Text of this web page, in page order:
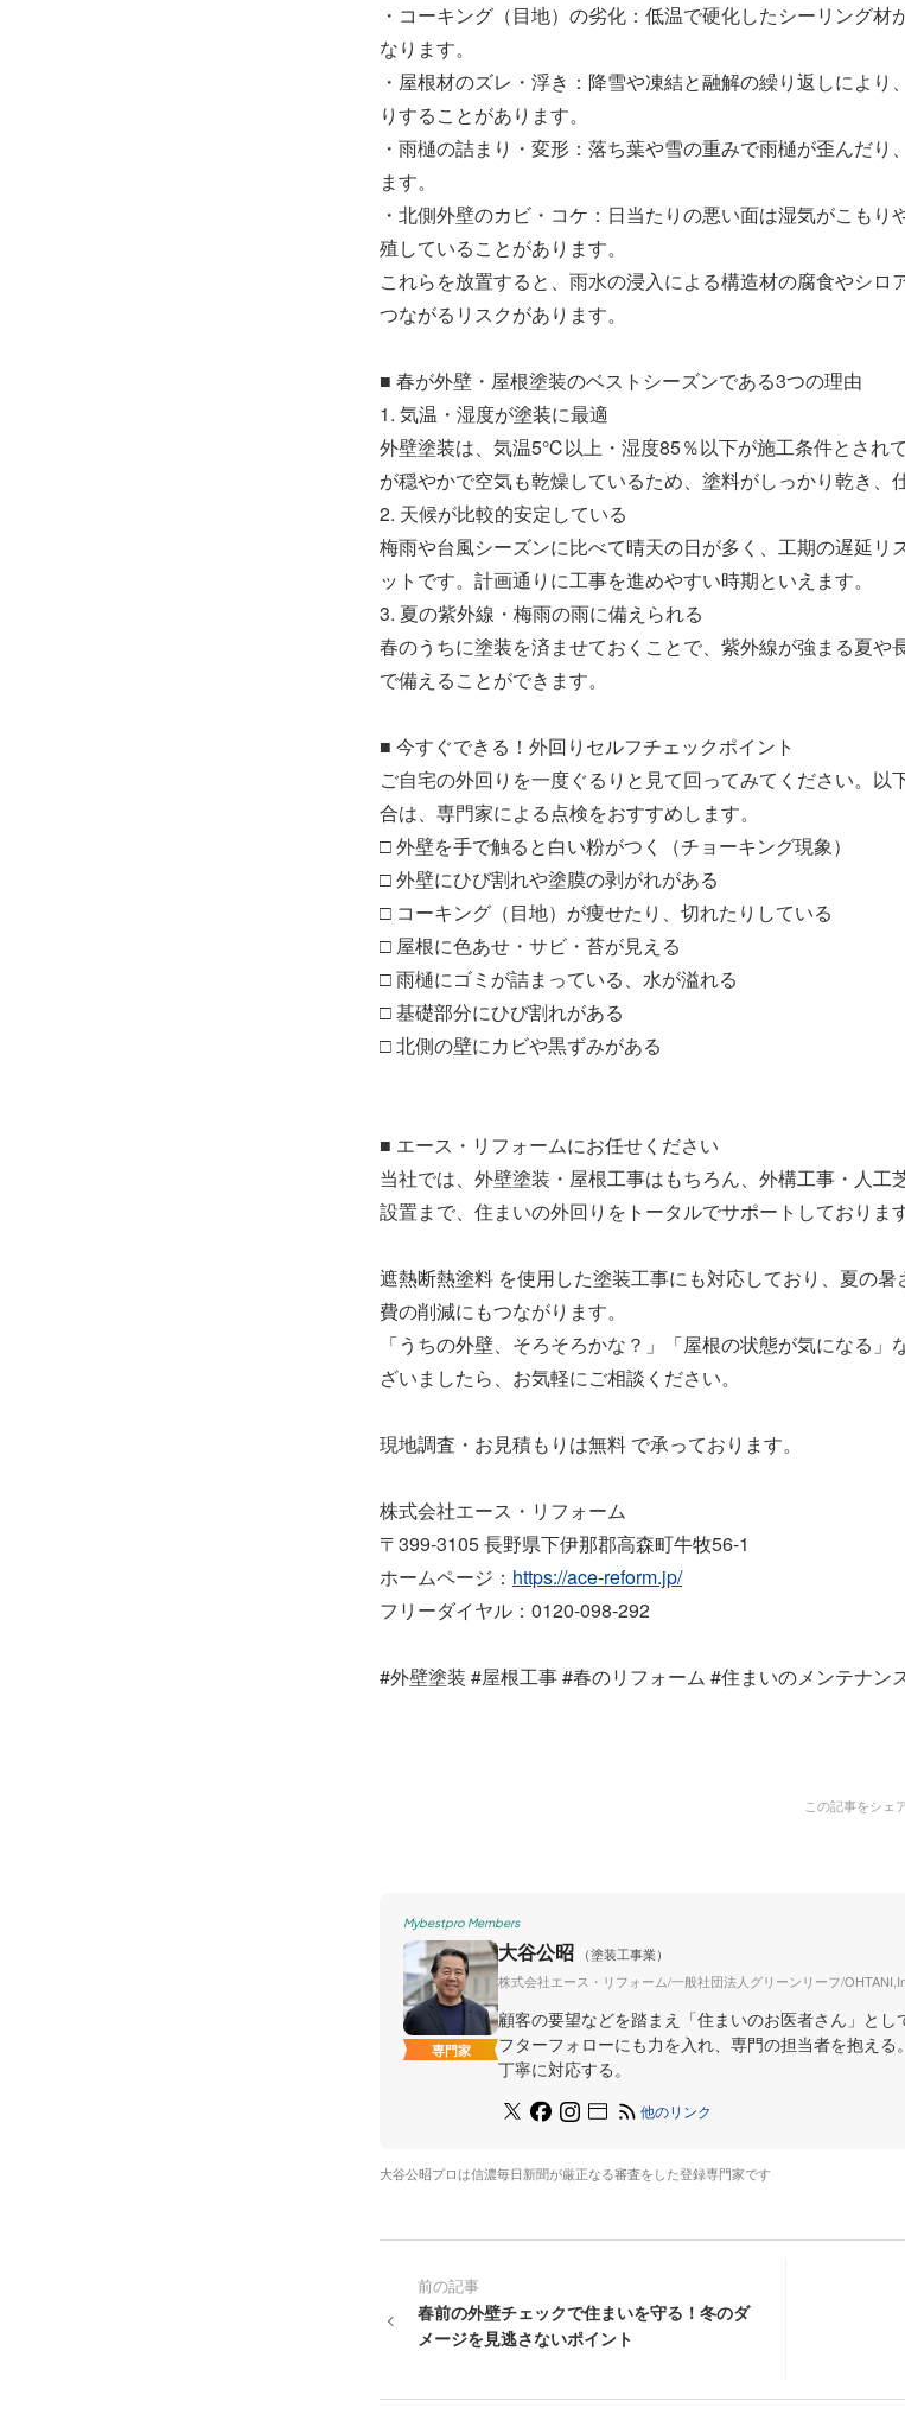
・コーキング（目地）の劣化：低温で硬化したシーリング材
なります。
・屋根材のズレ・浮き：降雪や凍結と融解の繰り返しにより
りすることがあります。
・雨樋の詰まり・変形：落ち葉や雪の重みで雨樋が歪んだり
ます。
・北側外壁のカビ・コケ：日当たりの悪い面は湿気がこも
殖していることがあります。
これらを放置すると、雨水の浸入による構造材の腐食やシロ
つながるリスクがあります。
■ 春が外壁・屋根塗装のベストシーズンである3つの理由
1. 気温・湿度が塗装に最適
外壁塗装は、気温5℃以上・湿度85％以下が施工条件とされ
が穏やかで空気も乾燥しているため、塗料がしっかり乾き、
2. 天候が比較的安定している
梅雨や台風シーズンに比べて晴天の日が多く、工期の遅延リ
ットです。計画通りに工事を進めやすい時期といえます。
3. 夏の紫外線・梅雨の雨に備えられる
春のうちに塗装を済ませておくことで、紫外線が強まる夏や
で備えることができます。
■ 今すぐできる！外回りセルフチェックポイント
ご自宅の外回りを一度ぐるりと見て回ってみてください。以
合は、専門家による点検をおすすめします。
□ 外壁を手で触ると白い粉がつく（チョーキング現象）
□ 外壁にひび割れや塗膜の剥がれがある
□ コーキング（目地）が痩せたり、切れたりしている
□ 屋根に色あせ・サビ・苔が見える
□ 雨樋にゴミが詰まっている、水が溢れる
□ 基礎部分にひび割れがある
□ 北側の壁にカビや黒ずみがある
■ エース・リフォームにお任せください
当社では、外壁塗装・屋根工事はもちろん、外構工事・人工
設置まで、住まいの外回りをトータルでサポートしております
遮熱断熱塗料 を使用した塗装工事にも対応しており、夏の
費の削減にもつながります。
「うちの外壁、そろそろかな？」「屋根の状態が気になる
ざいましたら、お気軽にご相談ください。
現地調査・お見積もりは無料 で承っております。
株式会社エース・リフォーム
〒399-3105 長野県下伊那郡高森町牛牧56-1
ホームページ： https://ace-reform.jp/
フリーダイヤル：0120-098-292
#外壁塗装 #屋根工事 #春のリフォーム #住まいのメンテナン
この記事をシェ
Mybestpro Members
専門家
大谷公昭
（塗装工事業）
株式会社エース・リフォーム/一般社団法人グリーンリーフ/
顧客の要望などを踏まえ「住まいのお医者さん」と
フターフォローにも力を入れ、専門の担当者を抱え
丁寧に対応する。
他のリンク
大谷公昭プロは信濃毎日新聞が厳正なる審査をした登録専門家です
前の記事
春前の外壁チェックで住まいを守る！冬のダ
メージを見逃さないポイント